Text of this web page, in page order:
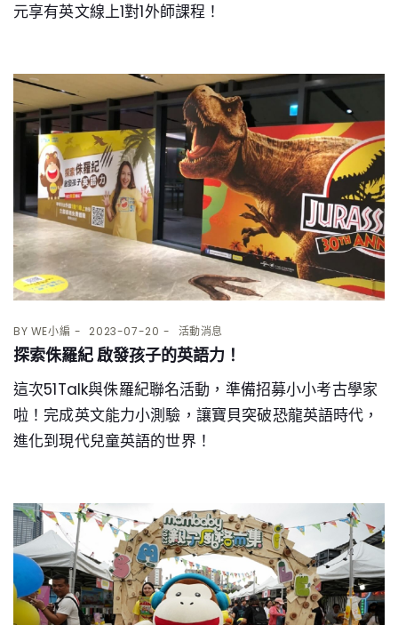
元享有英文線上1對1外師課程！
BY WE小編 2023-07-20 活動消息
探索侏羅紀 啟發孩子的英語力！
這次51Talk與侏羅紀聯名活動，準備招募小小考古學家
啦！完成英文能力小測驗，讓寶貝突破恐龍英語時代，
進化到現代兒童英語的世界！